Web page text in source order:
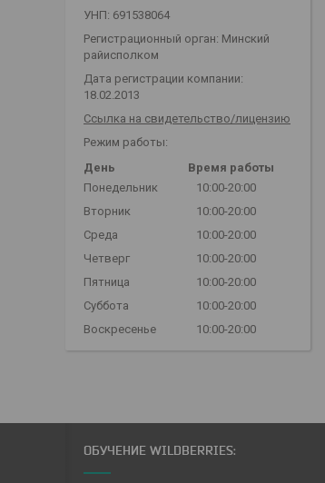
УНП: 691538064
Регистрационный орган: Минский
райисполком
Дата регистрации компании:
18.02.2013
Ссылка на свидетельство/лицензию
Режим работы:
День
Время работы
Понедельник
10:00-20:00
Вторник
10:00-20:00
Среда
10:00-20:00
Четверг
10:00-20:00
Пятница
10:00-20:00
Суббота
10:00-20:00
Воскресенье
10:00-20:00
ОБУЧЕНИЕ WILDBERRIES: